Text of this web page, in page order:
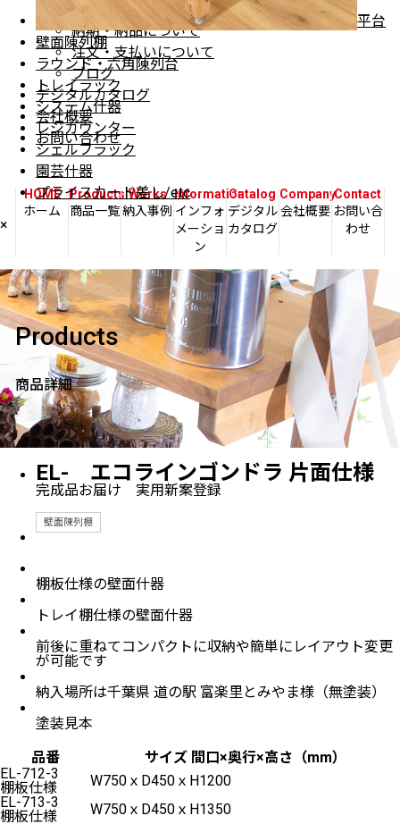
製品について
納期・納品について
注文・支払いについて
ブログ
デジタルカタログ
会社概要
お問い合わせ
HOME
ホーム
Products
商品一覧
Works
納入事例
Information
インフォ
メーショ
ン
Catalog
デジタル
カタログ
Company
会社概要
Contact
お問い合
わせ
Products
商品詳細
EL- エコラインゴンドラ 片面仕様
完成品お届け 実用新案登録
壁面陳列棚
棚板仕様の壁面什器
トレイ棚仕様の壁面什器
前後に重ねてコンパクトに収納や簡単にレイアウト変更
が可能です
納入場所は千葉県 道の駅 富楽里とみやま様（無塗装）
塗装見本
品番
サイズ 間口×奥行×高さ（mm）
EL-712-3
棚板仕様
W750ｘD450ｘH1200
EL-713-3
棚板仕様
W750ｘD450ｘH1350
平台
壁面陳列棚
ラウンド・六角陳列台
トレイラック
システム什器
レジカウンター
シェルフラック
園芸什器
プライスカード差し/etc
×